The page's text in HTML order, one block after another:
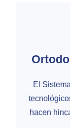
El
hacen